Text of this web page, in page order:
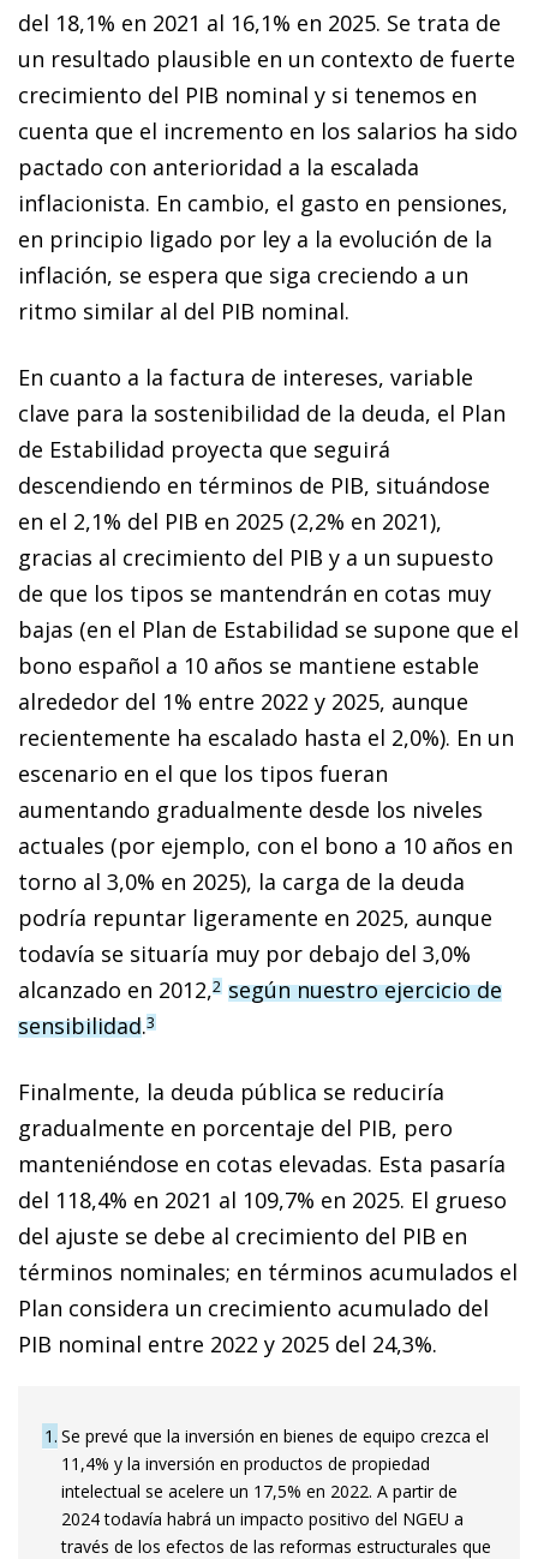
del 18,1% en 2021 al 16,1% en 2025. Se trata de
un resultado plausible en un contexto de fuerte
crecimiento del PIB nominal y si tenemos en
cuenta que el incremento en los salarios ha sido
pactado con anterioridad a la escalada
inflacionista. En cambio, el gasto en pensiones,
en principio ligado por ley a la evolución de la
inflación, se espera que siga creciendo a un
ritmo similar al del PIB nominal.
En cuanto a la factura de intereses, variable
clave para la sostenibilidad de la deuda, el Plan
de Estabilidad proyecta que seguirá
descendiendo en términos de PIB, situándose
en el 2,1% del PIB en 2025 (2,2% en 2021),
gracias al crecimiento del PIB y a un supuesto
de que los tipos se mantendrán en cotas muy
bajas (en el Plan de Estabilidad se supone que el
bono español a 10 años se mantiene estable
alrededor del 1% entre 2022 y 2025, aunque
recientemente ha escalado hasta el 2,0%). En un
escenario en el que los tipos fueran
aumentando gradualmente desde los niveles
actuales (por ejemplo, con el bono a 10 años en
torno al 3,0% en 2025), la carga de la deuda
podría repuntar ligeramente en 2025, aunque
todavía se situaría muy por debajo del 3,0%
alcanzado en 2012,2 según nuestro ejercicio de
sensibilidad.3
Finalmente, la deuda pública se reduciría
gradualmente en porcentaje del PIB, pero
manteniéndose en cotas elevadas. Esta pasaría
del 118,4% en 2021 al 109,7% en 2025. El grueso
del ajuste se debe al crecimiento del PIB en
términos nominales; en términos acumulados el
Plan considera un crecimiento acumulado del
PIB nominal entre 2022 y 2025 del 24,3%.
1 Se prevé que la inversión en bienes de equipo crezca el
11,4% y la inversión en productos de propiedad
intelectual se acelere un 17,5% en 2022. A partir de
2024 todavía habrá un impacto positivo del NGEU a
través de los efectos de las reformas estructurales que